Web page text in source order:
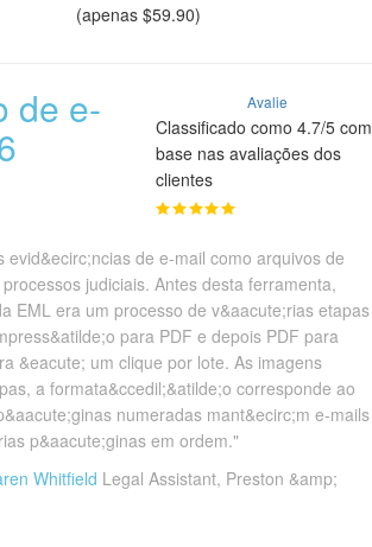
(apenas $59.90)
de e- Avalie
Classificado como 4.7/5 com
base nas avaliações dos
clientes
evid&ecirc;ncias de e-mail como arquivos de
judiciais. Antes desta ferramenta,
EML era um processo de v&aacute;rias etapas
para PDF e depois PDF para
&eacute; um clique por lote. As imagens
a formata&ccedil;&atilde;o corresponde ao
numeradas mant&ecirc;m e-mails
p&aacute;ginas em ordem."
Whitfield Legal Assistant, Preston &amp;